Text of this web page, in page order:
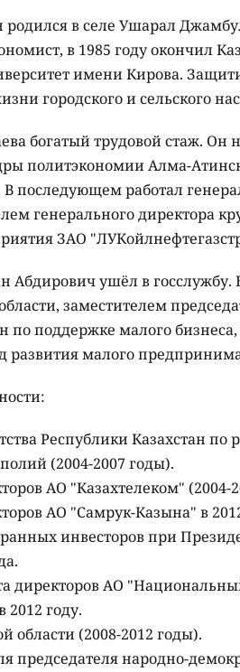
родился в селе Ушарал
в 1985 году окончил
имени Кирова.
городского и сельского
богатый трудовой стаж. Он
политэкономии Алма-
В последующем работал
генерального директора
ЗАО
Абдирович ушёл в госслужбу.
заместителем
по поддержке малого
малого
Республики Казахстан по
(2004-2007 годы).
АО "Казахтелеком" (2004-
АО "Самрук-Казына" в
инвесторов при
директоров АО
2012 году.
области (2008-2012 годы).
председателя народно-